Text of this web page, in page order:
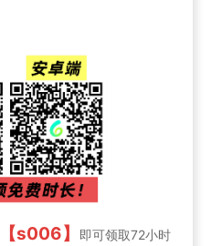
【s006】
即可领取72小时